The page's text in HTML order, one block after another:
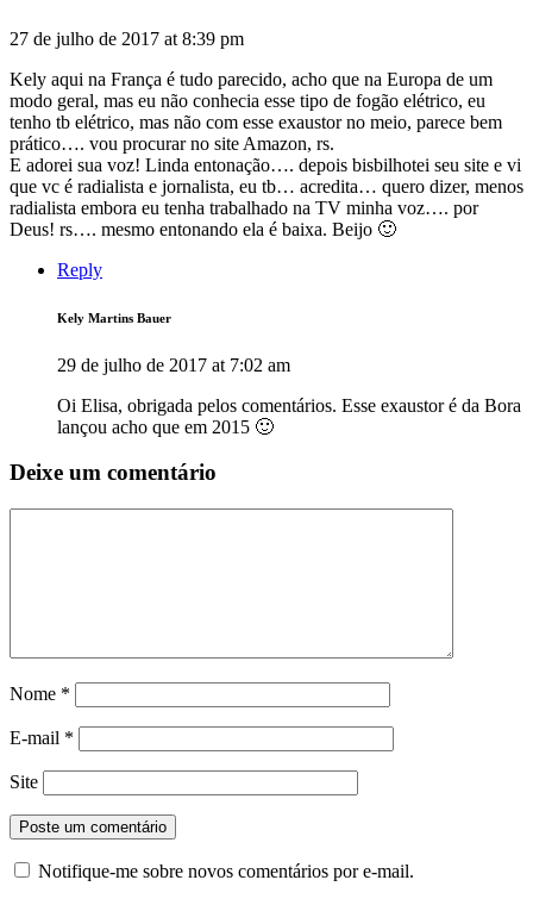
27 de julho de 2017 at 8:39 pm
Kely aqui na França é tudo parecido, acho que na Europa de um
modo geral, mas eu não conhecia esse tipo de fogão elétrico, eu
tenho tb elétrico, mas não com esse exaustor no meio, parece bem
prático…. vou procurar no site Amazon, rs.
E adorei sua voz! Linda entonação…. depois bisbilhotei seu site e vi
que vc é radialista e jornalista, eu tb… acredita… quero dizer, menos
radialista embora eu tenha trabalhado na TV minha voz…. por
Deus! rs…. mesmo entonando ela é baixa. Beijo 🙂
Reply
Kely Martins Bauer
29 de julho de 2017 at 7:02 am
Oi Elisa, obrigada pelos comentários. Esse exaustor é da Bora
lançou acho que em 2015 🙂
Deixe um comentário
Nome *
E-mail *
Site
Notifique-me sobre novos comentários por e-mail.